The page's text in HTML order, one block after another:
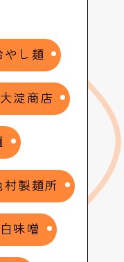
やし麺
大淀商店
村製麺所
白味噌